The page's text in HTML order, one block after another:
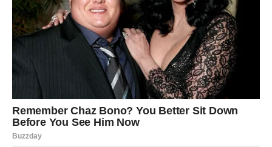
mogućnosti
Zvijezde pokazuju da ćete u narednom periodu biti
okruženi ljudima koji vam žele dobro i okolnostima koje
će raditi u vašu korist.
Važne odluke donosićete sa mnogo više sigurnosti, a
mnoge situacije razvijaće se bolje nego što ste mogli
očekivati. Sve ono što ste dugo priželjkivali postaće